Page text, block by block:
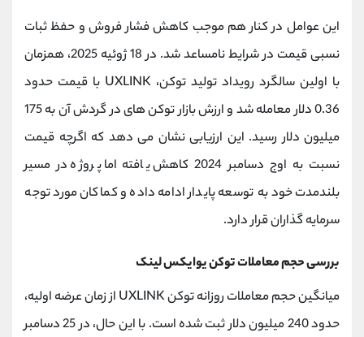
این عوامل در کنار هم موجب کاهش فشار فروش و حفظ ثبات
نسبی قیمت در شرایط نامساعد شد. در 18 ژوئیه 2025، همزمان
با اولین سالگرد رویداد تولید توکن، UXLINK با قیمت حدود
0.36 دلار معامله شد و ارزش بازار توکن ‌های در گردش آن به 175
میلیون دلار رسید. این ارزیابی نشان می ‌دهد که اگرچه قیمت
نسبت به اوج دسامبر 2024 کاهش یافته اما پروژه در مسیر
بلندمدت خود به توسعه پایدار ادامه داده و کماکان مورد توجه
سرمایه ‌گذاران قرار دارد.
بررسی حجم معاملات توکن یوایکس لینک
میانگین حجم معاملات روزانه توکن UXLINK از زمان عرضه اولیه،
حدود 240 میلیون دلار ثبت شده است. با این حال، در 25 دسامبر